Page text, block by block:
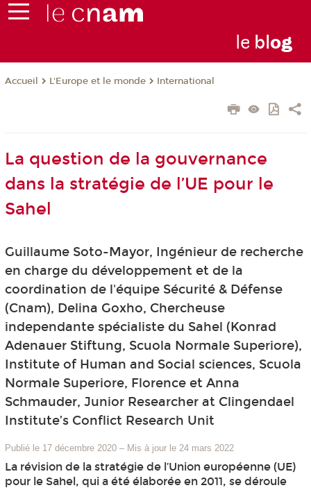
le blog
Accueil L'Europe et le monde International
La question de la gouvernance
dans la stratégie de l’UE pour le
Sahel
Guillaume Soto-Mayor, Ingénieur de recherche
en charge du développement et de la
coordination de l'équipe Sécurité & Défense
(Cnam), Delina Goxho, Chercheuse
independante spécialiste du Sahel (Konrad
Adenauer Stiftung, Scuola Normale Superiore),
Institute of Human and Social sciences, Scuola
Normale Superiore, Florence et Anna
Schmauder, Junior Researcher at Clingendael
Institute’s Conflict Research Unit
Publié le 17 décembre 2020 – Mis à jour le 24 mars 2022
La révision de la stratégie de l’Union européenne (UE)
pour le Sahel, qui a été élaborée en 2011, se déroule